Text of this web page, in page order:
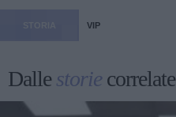
VIP
Dallestorie correlate